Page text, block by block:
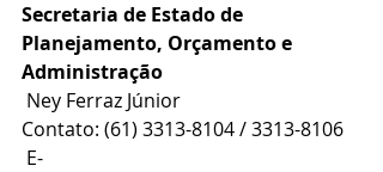
Secretaria de Estado de
Planejamento, Orçamento e
Administração
Ney Ferraz Júnior
Contato: (61) 3313-8104 / 3313-8106